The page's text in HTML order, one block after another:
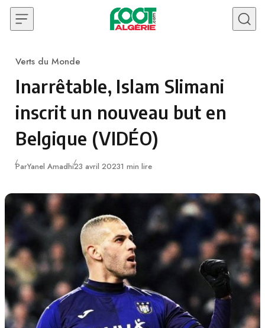
Skip to content
Category
Verts du Monde
Inarrêtable, Islam Slimani
inscrit un nouveau but en
Belgique (VIDÉO)
ParYanel AmadhiPublié
23 avril 20231 min lire